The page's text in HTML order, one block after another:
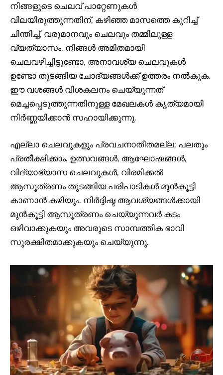
നിങ്ങളുടെ ചെലവ് പാറ്റേണുകൾ
വിലയിരുത്തുന്നതിന്, കഴിഞ്ഞ മാസത്തെ കുറിച്ച്
ചിന്തിച്ച്, വരുമാനവും ചെലവും തമ്മിലുള്ള
വ്യത്യാസം, നിങ്ങൾ അമിതമായി
ചെലവഴിച്ചിട്ടുണ്ടോ, അനാവശ്യ ചെലവുകൾ
ഉണ്ടോ തുടങ്ങിയ ചോദ്യങ്ങൾക്ക് ഉത്തരം നൽകുക.
ഈ വശങ്ങൾ വിശകലനം ചെയ്യുന്നത്
മെച്ചപ്പെടുത്തുന്നതിനുള്ള മേഖലകൾ കൃത്യമായി
നിർണ്ണയിക്കാൻ സഹായിക്കുന്നു.
എല്ലാ ചെലവുകളും പ്രവചനാതീതമല്ല; പലതും
പ്രതീക്ഷിക്കാം. ഉത്സവങ്ങൾ, ആഘോഷങ്ങൾ,
വിദ്യാഭ്യാസ ചെലവുകൾ, വിരമിക്കൽ
ആസൂത്രണം തുടങ്ങിയ പരിപാടികൾ മുൻകൂട്ടി
കാണാൻ കഴിയും. നിർദ്ദിഷ്ട ആവശ്യങ്ങൾക്കായി
മുൻകൂട്ടി ആസൂത്രണം ചെയ്യുന്നവർ കടം
ഒഴിവാക്കുകയും അവരുടെ സാമ്പത്തിക ഭാവി
സുരക്ഷിതമാക്കുകയും ചെയ്യുന്നു.